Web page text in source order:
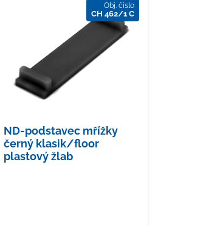
Obj. číslo
CH 462/1 C
ND-podstavec mřížky
černý klasik/floor
plastový žlab